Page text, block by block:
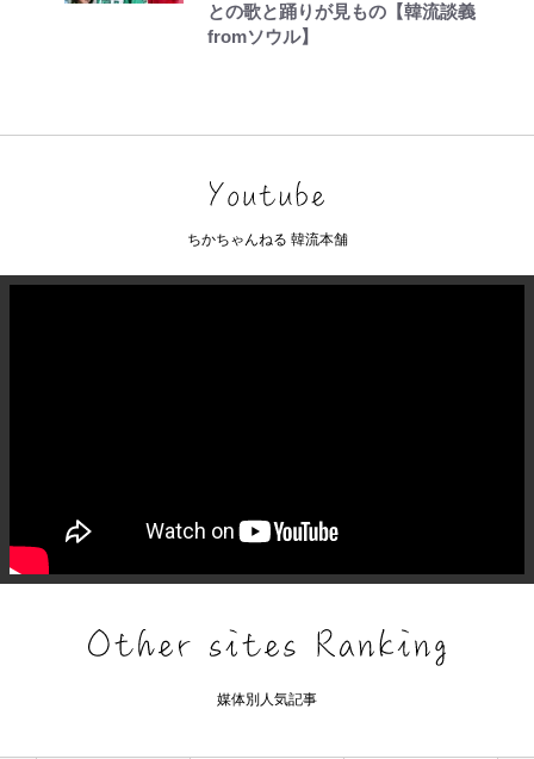
との歌と踊りが見もの【韓流談義
fromソウル】
ちかちゃんねる 韓流本舗
媒体別人気記事